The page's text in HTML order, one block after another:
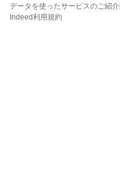
データを使ったサービスのご紹介
Indeed利用規約